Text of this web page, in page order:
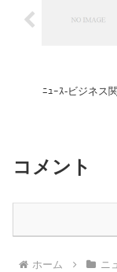
ﾆｭｰｽ-ビジネス
コメント
ホーム ニ